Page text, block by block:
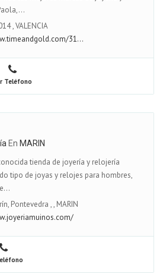
,VALENCIA
31...
Teléfono
En MARIN
tienda de joyería y relojería
tipo de joyas y relojes para hombres,
Pontevedra ,, MARIN